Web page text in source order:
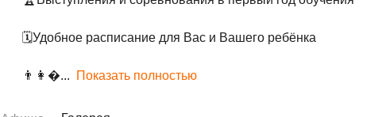
🗓Удобное расписание для Вас и Вашего ребёнка
👨‍👩‍�... Показать полностью